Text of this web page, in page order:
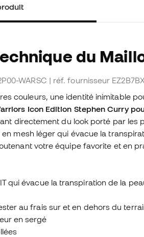
du
WARSC | réf. fournisseur
couleurs, une identité inimitable
Icon Edition Stephen Curry
directement du look porté par les
mesh léger qui évacue la
votre équipe favorite et en
qui évacue la transpiration de la
au frais sur et en dehors du
en sergé